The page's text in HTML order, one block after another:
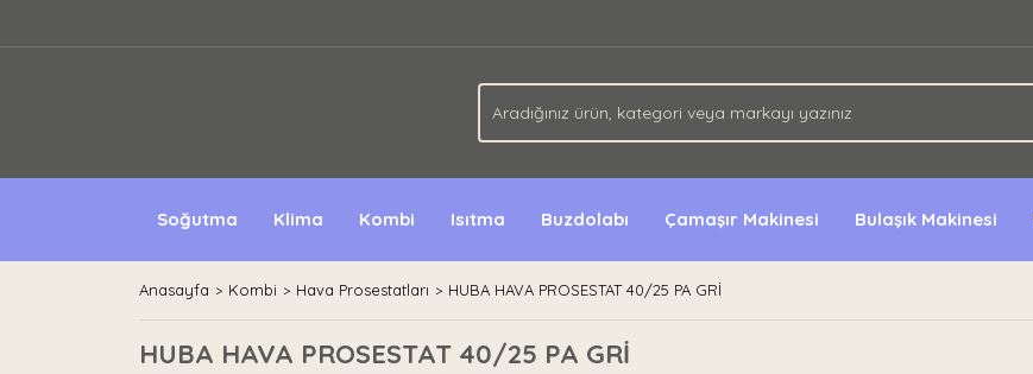
Soğutma Klima Kombi Isıtma Buzdolabı Çamaşır Makinesi Bulaşık Makinesi
Anasayfa Kombi Hava Prosestatları HUBA HAVA PROSESTAT 40/25 PA GRİ
HUBA HAVA PROSESTAT 40/25 PA GRİ